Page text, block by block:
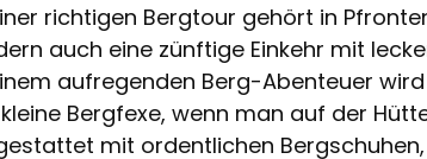
richtigen Bergtour gehört in
auch eine zünftige Einkehr mit
aufregenden Berg-Abenteuer
Bergfexe, wenn man auf der
mit ordentlichen Bergschuhen,